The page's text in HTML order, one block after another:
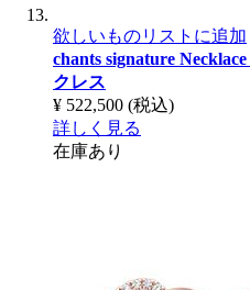
欲しいものリストに追加
chants signature Necklace
クレス
¥ 522,500 (税込)
詳しく見る
在庫あり